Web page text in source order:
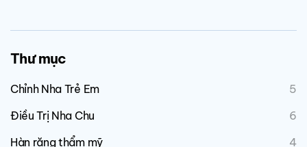
Thư mục
Chỉnh Nha Trẻ Em
5
Điều Trị Nha Chu
6
Hàn răng thẩm mỹ
4